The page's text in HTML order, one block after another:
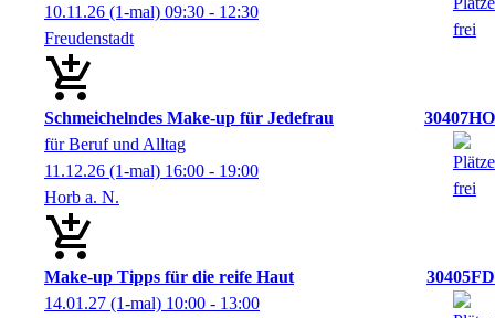
10.11.26 (1-mal) 09:30 - 12:30
Freudenstadt
Schmeichelndes Make-up für Jedefrau
30407HO
für Beruf und Alltag
11.12.26 (1-mal) 16:00 - 19:00
Horb a. N.
Make-up Tipps für die reife Haut
30405FD
14.01.27 (1-mal) 10:00 - 13:00